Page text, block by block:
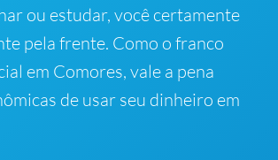
ou estudar, você certamente
pela frente. Como o franco
em Comores, vale a pena
de usar seu dinheiro em